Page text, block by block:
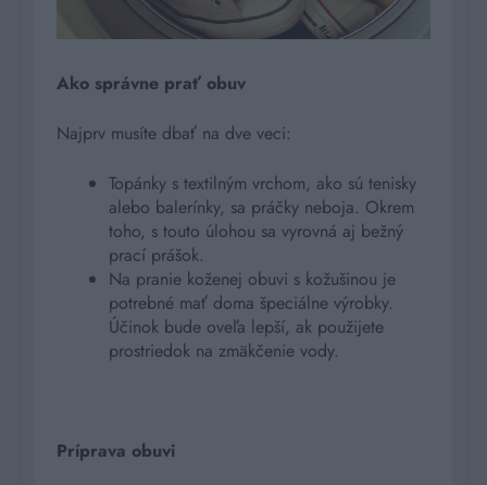
Ako správne prať obuv
Najprv musíte dbať na dve veci:
Topánky s textilným vrchom, ako sú tenisky
alebo balerínky, sa práčky neboja. Okrem
toho, s touto úlohou sa vyrovná aj bežný
prací prášok.
Na pranie koženej obuvi s kožušinou je
potrebné mať doma špeciálne výrobky.
Účinok bude oveľa lepší, ak použijete
prostriedok na zmäkčenie vody.
Príprava obuvi